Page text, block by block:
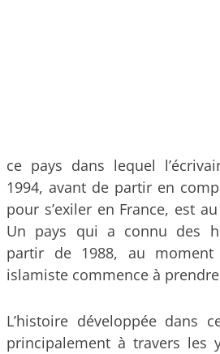
ce pays dans lequel
1994, avant de partir en
pour s’exiler en France, est
Un pays qui a connu des
partir de 1988, au
islamiste commence à
L’histoire développée dans
principalement à travers les